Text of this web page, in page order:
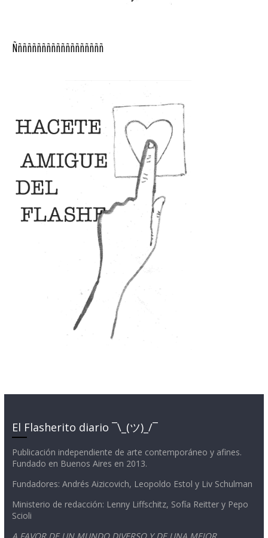
Ñññññññññññññññññññ
El Flasherito diario ¯\_(ツ)_/¯
Publicación independiente de arte contemporáneo y afines.
Fundado en Buenos Aires en 2013.
Fundadores: Andrés Aizicovich, Leopoldo Estol y Liv Schulman
Ministerio de redacción: Lenny Liffschitz, Sofía Reitter y Pepo
Scioli
A FAVOR DE UN MUNDO DIVERSO Y DE UNA MEJOR